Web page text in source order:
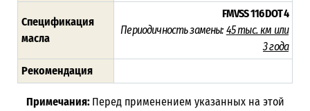
Спецификация
масла
FMVSS 116 DOT 4
Периодичность замены: 45тыс. км или
3 года
Рекомендация
Примечания: Перед применением указанных на этой